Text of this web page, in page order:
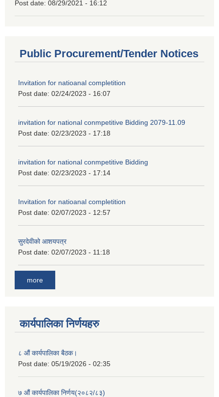
Post date: 08/29/2021 - 16:12
Public Procurement/Tender Notices
Invitation for natioanal completition
Post date: 02/24/2023 - 16:07
invitation for national conmpetitive Bidding 2079-11.09
Post date: 02/23/2023 - 17:18
invitation for national conmpetitive Bidding
Post date: 02/23/2023 - 17:14
Invitation for natioanal completition
Post date: 02/07/2023 - 12:57
सुरदेवीको आशयपत्र
Post date: 02/07/2023 - 11:18
more
कार्यपालिका निर्णयहरु
८ औं कार्यपालिका बैठक।
Post date: 05/19/2026 - 02:35
७ औं कार्यपालिका निर्णय(२०८२/८३)